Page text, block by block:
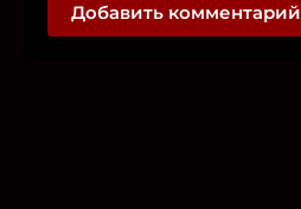
Добавить комментарий